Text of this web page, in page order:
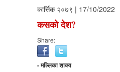
कार्त्तिक २०७९ | 17/10/2022
कसको देश?
Share:
- मल्लिका शाक्य